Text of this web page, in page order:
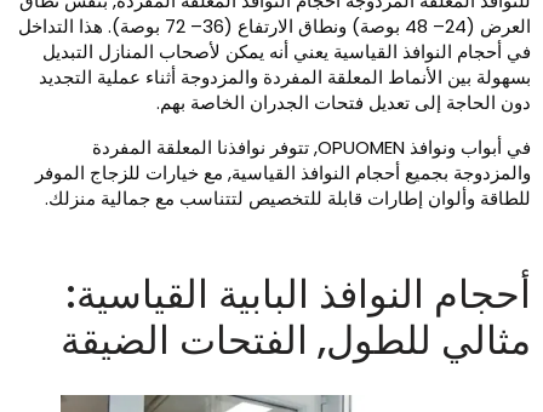
العرض (24– 48 بوصة) ونطاق الارتفاع (36– 72 بوصة). هذا التداخل
أحجام النوافذ القياسية يعني أنه يمكن لأصحاب المنازل التبديل
بين الأنماط المعلقة المفردة والمزدوجة أثناء عملية التجديد
الحاجة إلى تعديل فتحات الجدران الخاصة بهم.
في أبواب ونوافذ OPUOMEN, تتوفر نوافذنا المعلقة المفردة
بجميع أحجام النوافذ القياسية, مع خيارات للزجاج الموفر
وألوان إطارات قابلة للتخصيص لتتناسب مع جمالية منزلك.
النوافذ البابية القياسية:
للطول, الفتحات الضيقة